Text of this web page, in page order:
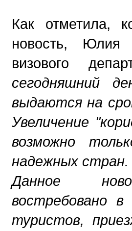
Как отметила,
новость, Юлия
визового
сегодняшний
выдаются на
Увеличение
возможно
надежных стран.
Данное
востребовано
туристов,